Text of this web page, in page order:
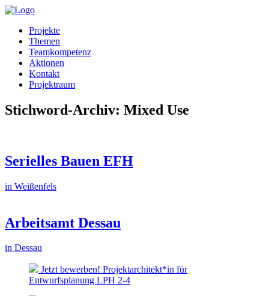
Projekte
Themen
Teamkompetenz
Aktionen
Kontakt
Projektraum
Stichword-Archiv: Mixed Use
Serielles Bauen EFH
in Weißenfels
Arbeitsamt Dessau
in Dessau
Jetzt bewerben! Projektarchitekt*in für
Entwurfsplanung LPH 2-4